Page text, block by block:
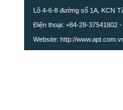
Lô 4-6-8 đường số 1A, KCN
Điện thoại: +84-28-37541802
Website: http://